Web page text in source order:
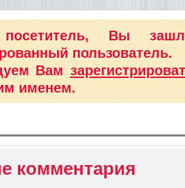
посетитель, Вы
пользователь.
Вам
именем.
комментария